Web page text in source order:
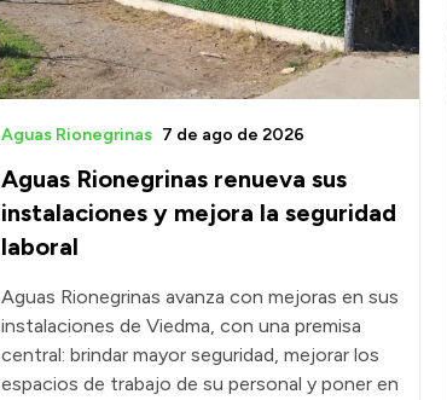
Aguas Rionegrinas renueva sus
instalaciones y mejora la seguridad
laboral
Aguas Rionegrinas 7 de ago de 2026
Aguas Rionegrinas avanza con mejoras en sus
instalaciones de Viedma, con una premisa
central: brindar mayor seguridad, mejorar los
espacios de trabajo de su personal y poner en